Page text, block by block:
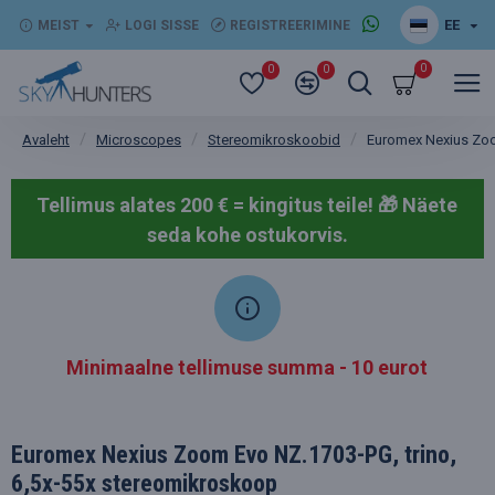
MEIST LOGI SISSE REGISTREERIMINE EE
0 0 0
Avaleht Microscopes Stereomikroskoobid Euromex Nexius
Tellimus alates 200 € = kingitus teile! 🎁 Näete
seda kohe ostukorvis.
Minimaalne tellimuse summa - 10 eurot
Euromex Nexius Zoom Evo NZ.1703-PG, trino,
6,5x-55x stereomikroskoop